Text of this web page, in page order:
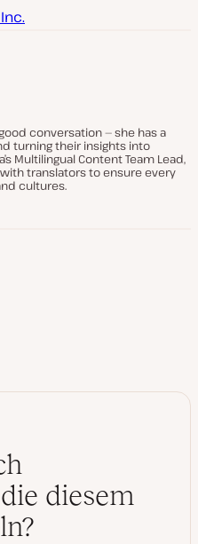
conversation — she has a
turning their insights into
Multilingual Content Team Lead,
translators to ensure every
cultures.
diesem